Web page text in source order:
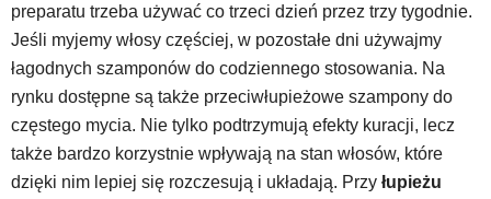
preparatu trzeba używać co trzeci dzień przez trzy tygodnie.
Jeśli myjemy włosy częściej, w pozostałe dni używajmy
łagodnych szamponów do codziennego stosowania. Na
rynku dostępne są także przeciwłupieżowe szampony do
częstego mycia. Nie tylko podtrzymują efekty kuracji, lecz
także bardzo korzystnie wpływają na stan włosów, które
dzięki nim lepiej się rozczesują i układają. Przy łupieżu